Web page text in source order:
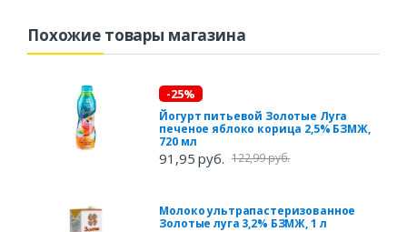
Похожие товары магазина
-25%
Йогурт питьевой Золотые Луга
печеное яблоко корица 2,5% БЗМЖ,
720 мл
91,95 руб. 122,99 руб.
Молоко ультрапастеризованное
Золотые луга 3,2% БЗМЖ, 1 л